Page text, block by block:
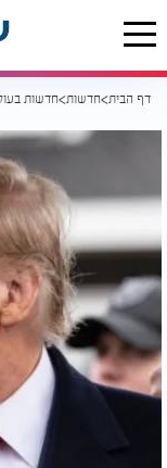
דף הבית חדשות חדשות